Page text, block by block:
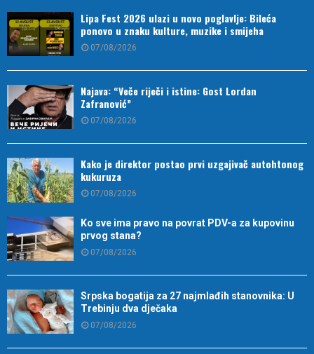
Lipa Fest 2026 ulazi u novo poglavlje: Bileća
ponovo u znaku kulture, muzike i smijeha
07/08/2026
Najava: “Veče riječi i istine: Gost Lordan
Zafranović”
07/08/2026
Kako je direktor postao prvi uzgajivač autohtonog
kukuruza
07/08/2026
Ko sve ima pravo na povrat PDV-a za kupovinu
prvog stana?
07/08/2026
Srpska bogatija za 27 najmlađih stanovnika: U
Trebinju dva dječaka
07/08/2026